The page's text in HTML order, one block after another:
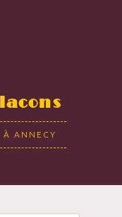
À ANNECY